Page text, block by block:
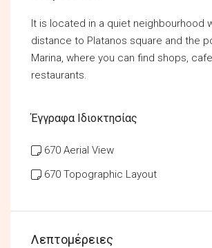
It is located in a quiet neighbourhood
distance to Platanos square and the
Marina, where you can find shops,
restaurants.
Έγγραφα Ιδιοκτησίας
670 Aerial View
670 Topographic Layout
Λεπτομέρειες